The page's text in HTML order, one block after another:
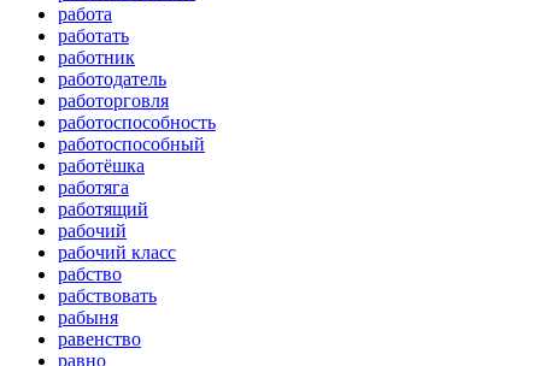
работа
работать
работник
работодатель
работорговля
работоспособность
работоспособный
работёшка
работяга
работящий
рабочий
рабочий класс
рабство
рабствовать
рабыня
равенство
равно